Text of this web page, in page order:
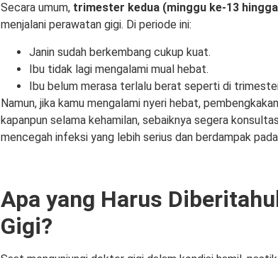
Secara umum, trimester kedua (minggu ke-13
menjalani perawatan gigi. Di periode ini:
Janin sudah berkembang cukup kuat.
Ibu tidak lagi mengalami mual hebat.
Ibu belum merasa terlalu berat seperti di
Namun, jika kamu mengalami nyeri hebat,
kapanpun selama kehamilan, sebaiknya segera
mencegah infeksi yang lebih serius dan berdampak
Apa yang Harus
Gigi?